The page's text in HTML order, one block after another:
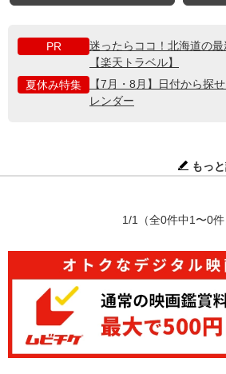
PR
迷ったらココ！北海道の
【楽天トラベル】
夏休み特集
【7月・8月】日付から探
レンダー
もっ
1/1 （全0件中1〜0件